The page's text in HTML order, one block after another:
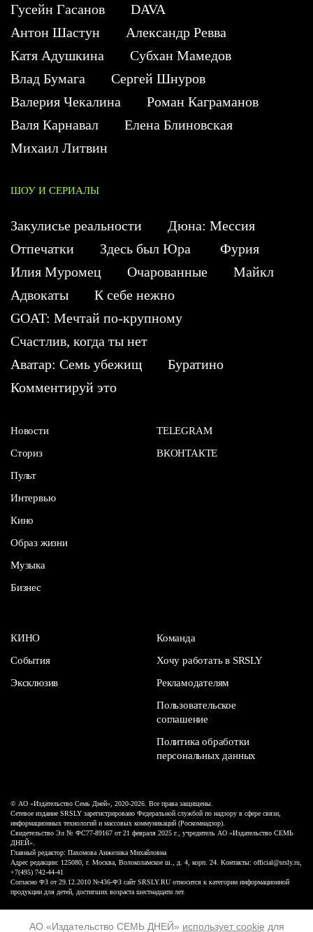
АО «Издательство СЕМЬ ДНЕЙ» использует cookie для
Гусейн Гасанов
DAVA
Антон Шастун
Александр Ревва
Катя Адушкина
Субхан Мамедов
Влад Бумага
Сергей Шнуров
Валерия Чекалина
Роман Каграманов
Валя Карнавал
Елена Блиновская
Михаил Литвин
ШОУ И СЕРИАЛЫ
Закулисье реальности
Дюна: Мессия
Отпечатки
Здесь был Юра
Фурия
Илия Муромец
Очарованные
Майкл
Адвокаты
К себе нежно
GOAT: Мечтай по-крупному
Счастлив, когда ты нет
Аватар: Семь убежищ
Буратино
Комментируй это
Новости
Сториз
Пульт
Интервью
Кино
Образ жизни
Музыка
Бизнес
TELEGRAM
ВКОНТАКТЕ
КИНО
События
Эксклюзив
Команда
Хочу работать в SRSLY
Рекламодателям
Пользовательское
соглашение
Политика обработки
персональных данных
© АО «Издательство Семь Дней», 2020-2026. Все права защищены.
Сетевое издание SRSLY зарегистрировано Федеральной службой по надзору в сфере связи,
информационных технологий и массовых коммуникаций (Роскомнадзор).
Свидетельство Эл № ФС77-89167 от 21 февраля 2025 г., учредитель АО «Издательство СЕМЬ
ДНЕЙ».
Главный редактор: Пахомова Анжелика Михайловна
Адрес редакции: 125080, г. Москва, Волоколамское ш., д. 4, корп. 24. Контакты: official@srsly.ru,
+7(495) 742-44-41
Согласно ФЗ от 29.12.2010 №436-ФЗ сайт SRSLY.RU относится к категории информационной
продукции для детей, достигших возраста шестнадцати лет.